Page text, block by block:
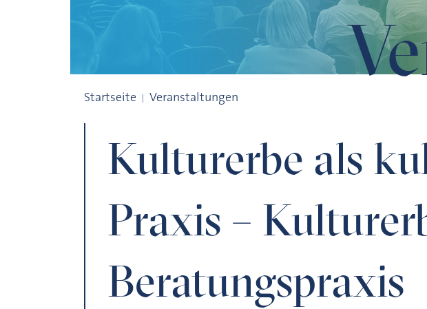
Startseite Veranstaltungen
Kulturerbe als
Praxis –
Beratungspraxis